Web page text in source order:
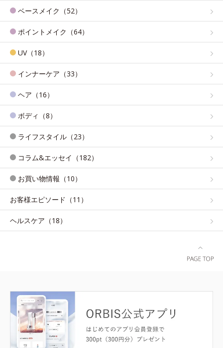
ベースメイク（52）
ポイントメイク（64）
UV（18）
インナーケア（33）
ヘア（16）
ボディ（8）
ライフスタイル（23）
コラム&エッセイ（182）
お買い物情報（10）
お客様エピソード（11）
ヘルスケア（18）